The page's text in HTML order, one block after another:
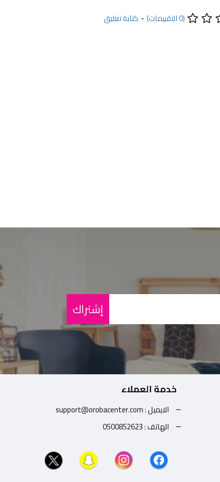
(0 التقييمات) - كتابة تعليق
إشتراك
خدمة العملاء
الايميل : support@orobacenter.com
الهاتف : 0500852623